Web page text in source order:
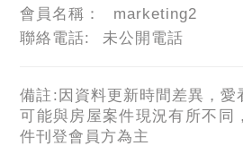
會員名稱：
marketing2
聯絡電話:
未公開電話
備註:因資料更新時間差異，愛
可能與房屋案件現況有所不同
件刊登會員方為主